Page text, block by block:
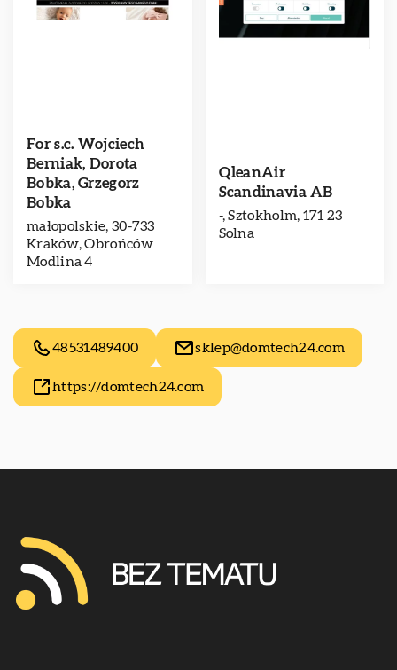
For s.c. Wojciech
Berniak, Dorota
Bobka, Grzegorz
Bobka
małopolskie, 30-733
Kraków, Obrońców
Modlina 4
QleanAir
Scandinavia AB
-, Sztokholm, 171 23
Solna
48531489400 sklep@domtech24.com
https://domtech24.com